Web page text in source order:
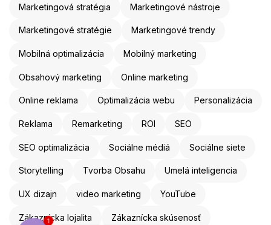
Marketingová stratégia Marketingové nástroje
Marketingové stratégie Marketingové trendy
Mobilná optimalizácia Mobilný marketing
Obsahový marketing Online marketing
Online reklama Optimalizácia webu Personalizácia
Reklama Remarketing ROI SEO
SEO optimalizácia Sociálne médiá Sociálne siete
Storytelling Tvorba Obsahu Umelá inteligencia
UX dizajn video marketing YouTube
Zákaznícka lojalita Zákaznícka skúsenosť
1